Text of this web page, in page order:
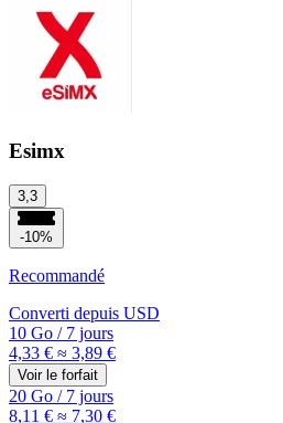
Esimx
3,3
-10%
Recommandé
Converti depuis USD
10 Go /7 jours
4,33 € ≈ 3,89 €
Voir le forfait
20 Go /7 jours
8,11 € ≈ 7,30 €